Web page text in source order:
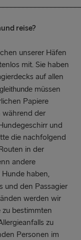
reise?
unserer Häfen
mit. Sie haben
auf allen
müssen
Papiere
während der
und
die nachfolgend
in der
andere
haben,
s und den Passagier
werden wir
bestimmten
zu
Personen im